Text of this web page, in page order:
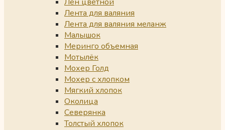
Лента для валяния
Лента для валяния меланж
Малышок
Меринго объемная
Мотылёк
Мохер Голд
Мохер с хлопком
Мягкий хлопок
Околица
Северянка
Толстый хлопок